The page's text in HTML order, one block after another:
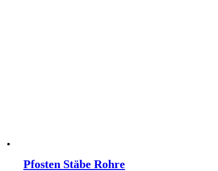
Pfosten Stäbe Rohre